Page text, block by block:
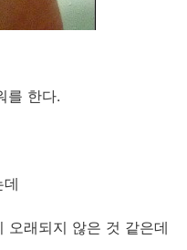
를 한다.
오래되지 않은 것 같은데